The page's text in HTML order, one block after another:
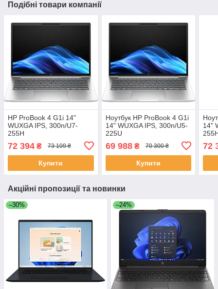
Подібні товари компанії
HP ProBook 4 G1i 14"
WUXGA IPS, 300n/U7-
255H
(5.1)/16Gb/SSD512Gb/Intel
Arc/FPS/Підсв/DOS
72 394 ₴ 73 109 ₴
Купити
Ноутбук HP ProBook 4 G1i
14" WUXGA IPS, 300n/U5-
225U
(4.8)/24Gb/SSD512Gb/Intl
Gr/FPS/Підсв/DOS
69 988₴ 70 300 ₴
Купити
14"
Arc/
72
Акційні пропозиції та новинки
–30% –24%